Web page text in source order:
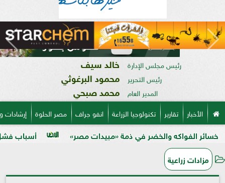
رئيس مجلس الإدارة خالد سيف
رئيس التحرير محمود البرغوثي
المدير العام محمد صبحي
الأخبار تقارير تكنولوجيا الزراعة انفو جراف مصر الحلوة
أسباب فشل تحجيم والخضر في ذمة «مبيدات مصر»
مزادات زراعية